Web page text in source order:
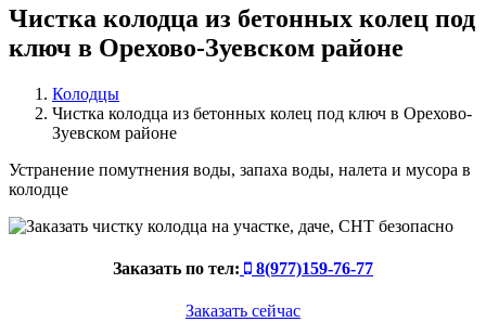
Чистка колодца из бетонных колец под
ключ в Орехово-Зуевском районе
Колодцы
Чистка колодца из бетонных колец под ключ в Орехово-
Зуевском районе
Устранение помутнения воды, запаха воды, налета и мусора в
колодце
Заказать по тел: 8(977)159-76-77
Заказать сейчас